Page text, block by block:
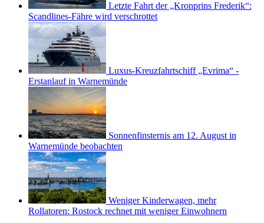
Letzte Fahrt der „Kronprins Frederik“:
Scandlines-Fähre wird verschrottet
Luxus-Kreuzfahrtschiff „Evrima“ -
Erstanlauf in Warnemünde
Sonnenfinsternis am 12. August in
Warnemünde beobachten
Weniger Kinderwagen, mehr
Rollatoren: Rostock rechnet mit weniger Einwohnern